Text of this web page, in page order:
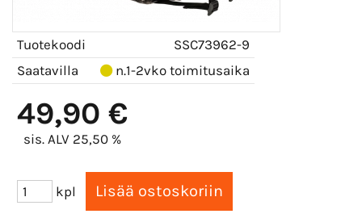
Tuotekoodi
SSC73962-9
Saatavilla
n.1-2vko toimitusaika
49,90 €
sis. ALV 25,50 %
kpl